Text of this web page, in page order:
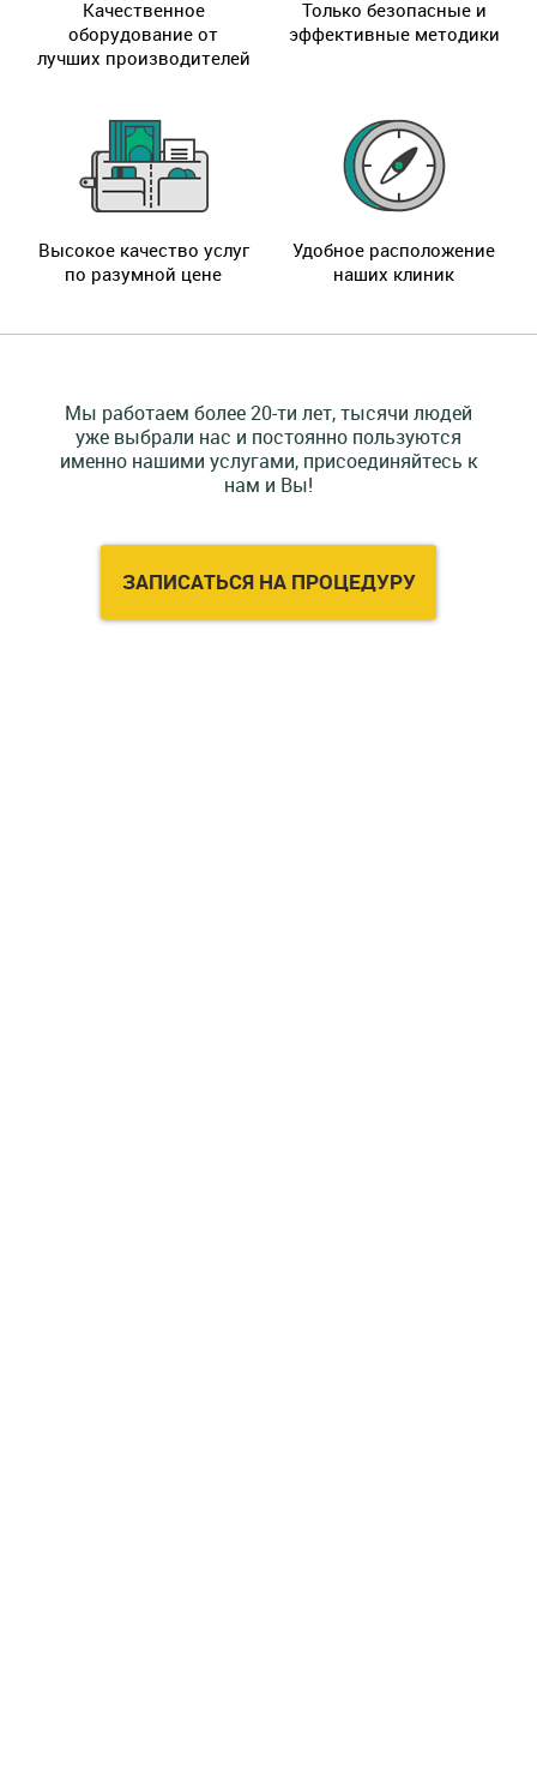
Качественное
оборудование от
лучших производителей
Только безопасные и
эффективные методики
Высокое качество услуг
по разумной цене
Удобное расположение
наших клиник
Мы работаем более 20-ти лет, тысячи людей
уже выбрали нас и постоянно пользуются
именно нашими услугами, присоединяйтесь к
нам и Вы!
ЗАПИСАТЬСЯ НА ПРОЦЕДУРУ